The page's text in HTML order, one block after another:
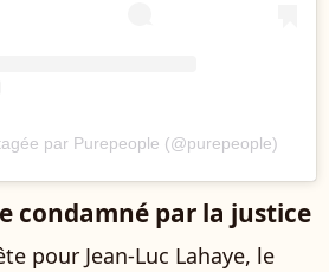
par Purepeople (@purepeople)
condamné par la justice
pour Jean-Luc Lahaye, le